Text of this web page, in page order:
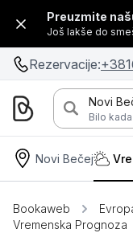
Preuzmite
Još lakše do
Rezervacije:
Novi
Bilo kada
Novi Bečej
Bookaweb
Vremenska Prognoza